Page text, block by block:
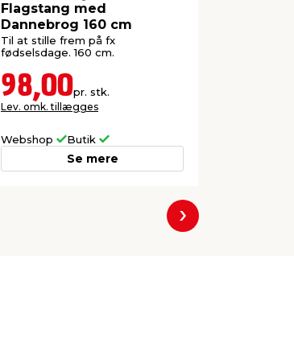
Flagstang med
Dannebrog 160 cm
Til at stille frem på fx
fødselsdage. 160 cm.
98,00pr. stk.
Lev. omk. tillægges
Webshop Butik
Se mere
Næste